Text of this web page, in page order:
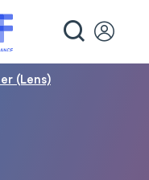
(Lens)